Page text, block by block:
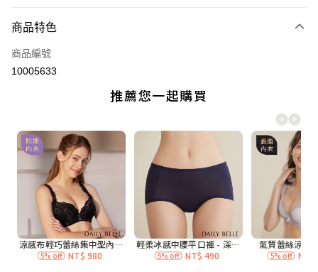
台灣樂天信用卡公司
運送方式
全家付款取貨
每筆NT$70，滿NT$3,000(含以上)免運費
7-11付款取貨
每筆NT$70，滿NT$3,000(含以上)免運費
付款後7-11取貨
每筆NT$70，滿NT$3,000(含以上)免運費
宅配
每筆NT$120，滿NT$3,000(含以上)免運費
商品特色
商品編號
10005633